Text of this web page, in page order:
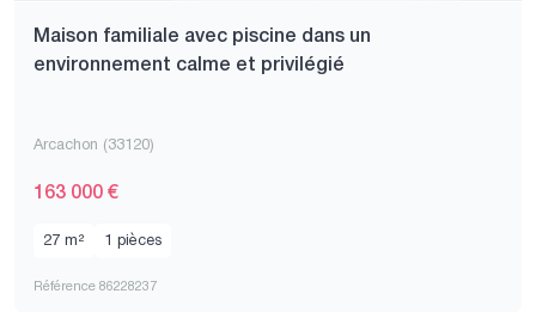
Maison familiale avec piscine dans un
environnement calme et privilégié
Arcachon (33120)
163 000 €
27 m² 1 pièces
Référence 86228237